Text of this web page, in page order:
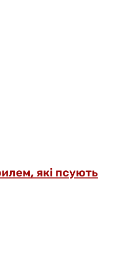
які псують